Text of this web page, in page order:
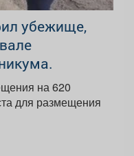
убежище,
на 620